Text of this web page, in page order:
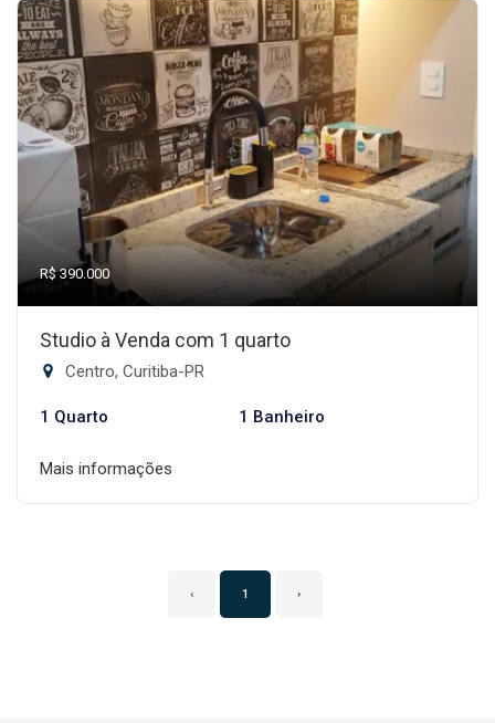
R$ 390.000
Studio à Venda com 1 quarto
Centro, Curitiba-PR
1 Quarto 1 Banheiro
Mais informações
‹ 1 ›